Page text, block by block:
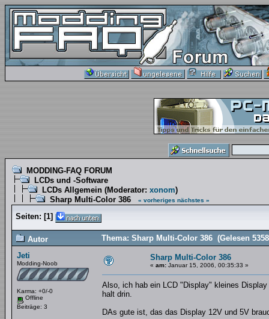
MODDING-FAQ FORUM
LCDs und -Software
LCDs Allgemein (Moderator: xonom)
Sharp Multi-Color 386
« vorheriges nächstes »
Seiten: [1]
Autor
Thema: Sharp Multi-Color 386 (Gelesen
Jeti
Modding-Noob
Karma: +0/-0
Offline
Beiträge: 3
Sharp Multi-Color 386
« am: Januar 15, 2006, 00:35:33 »
Also, ich hab ein LCD "Display" kleines
halt drin.
DAs gute ist, das das Display 12V und 5V